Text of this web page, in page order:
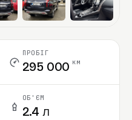
ПРОБІГ
295 000 км
ОБ'ЄМ
2.4 л